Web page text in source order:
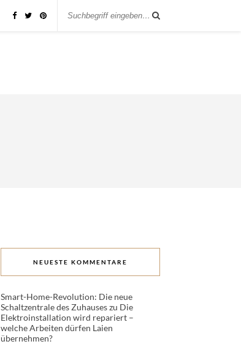
NEUESTE KOMMENTARE
Smart-Home-Revolution: Die neue
Schaltzentrale des Zuhauseszu Die
Elektroinstallation wird repariert –
welche Arbeiten dürfen Laien
übernehmen?